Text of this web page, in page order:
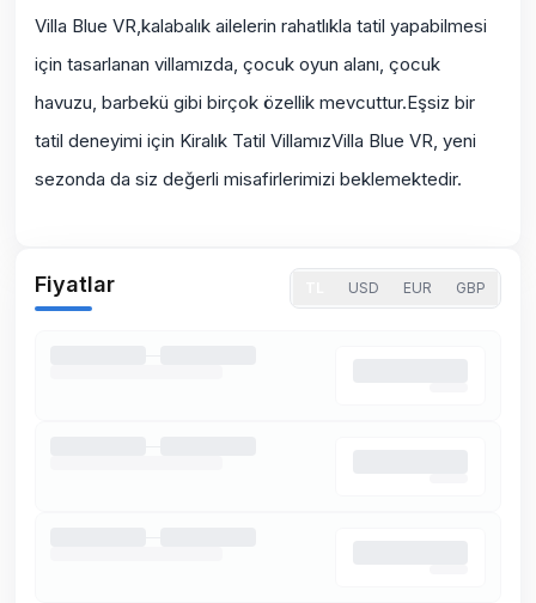
Villa Blue VR,kalabalık ailelerin rahatlıkla tatil yapabilmesi
için tasarlanan villamızda, çocuk oyun alanı, çocuk
havuzu, barbekü gibi birçok özellik mevcuttur.Eşsiz bir
tatil deneyimi için Kiralık Tatil VillamızVilla Blue VR, yeni
sezonda da siz değerli misafirlerimizi beklemektedir.
Fiyatlar USD EUR GBP